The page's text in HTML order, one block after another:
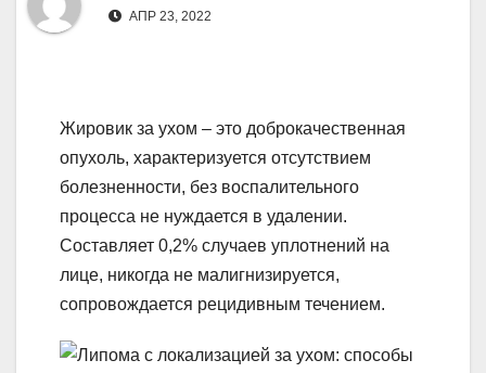
АПР 23, 2022
Жировик за ухом – это доброкачественная
опухоль, характеризуется отсутствием
болезненности, без воспалительного
процесса не нуждается в удалении.
Составляет 0,2% случаев уплотнений на
лице, никогда не малигнизируется,
сопровождается рецидивным течением.